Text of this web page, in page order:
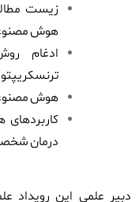
زیست
هوش
ادغام
هوش
درمان
دبیر علمی این رویداد